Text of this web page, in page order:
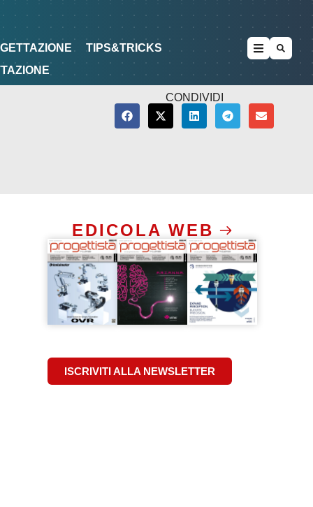
DI PROGETTAZIONE
TIPS&TRICKS
CONDIVIDI
EDICOLA WEB
ISCRIVITI ALLA NEWSLETTER